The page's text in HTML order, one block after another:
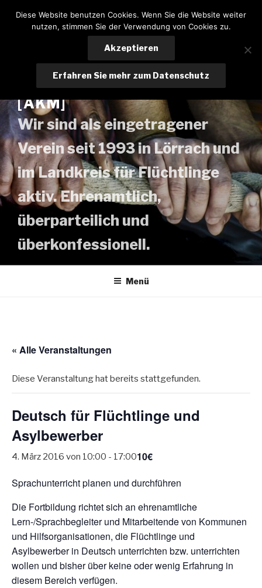
Inhalt
ARBEITSKREIS
MITEINANDER LÖRRACH E.V.
[AKM]
Wir sind als eingetragener
Verein seit 1993 in Lörrach und
im Landkreis für Flüchtlinge
aktiv. Ehrenamtlich,
überparteilich und
überkonfessionell.
Menü
« Alle Veranstaltungen
Diese Veranstaltung hat bereits stattgefunden.
Deutsch für Flüchtlinge und
Asylbewerber
4. März 2016 von 10:00 - 17:0010€
Sprachunterricht planen und durchführen
Die Fortbildung richtet sich an ehrenamtliche
Lern-/Sprachbegleiter und Mitarbeitende von Kommunen
und Hilfsorganisationen, die Flüchtlinge und
Asylbewerber in Deutsch unterrichten bzw. unterrichten
wollen und bisher über keine oder wenig Erfahrung in
diesem Bereich verfügen.
Diese Website benutzen Cookies. Wenn Sie die Website weiter
nutzen, stimmen Sie der Verwendung von Cookies zu.
Akzeptieren
Erfahren Sie mehr zum Datenschutz